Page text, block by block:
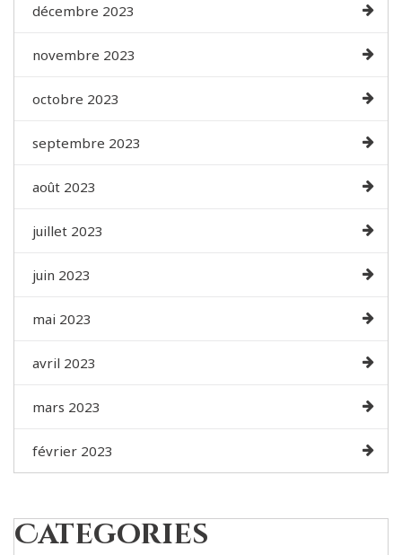
décembre 2023
novembre 2023
octobre 2023
septembre 2023
août 2023
juillet 2023
juin 2023
mai 2023
avril 2023
mars 2023
février 2023
Categories